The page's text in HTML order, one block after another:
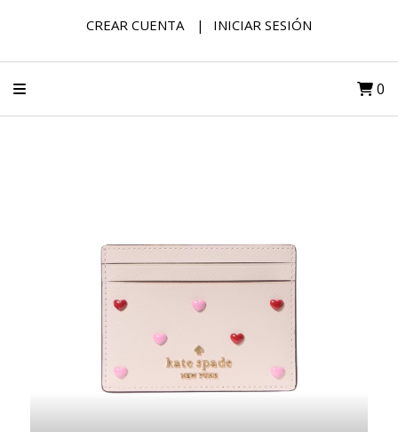
CREAR CUENTA INICIAR SESIÓN
0